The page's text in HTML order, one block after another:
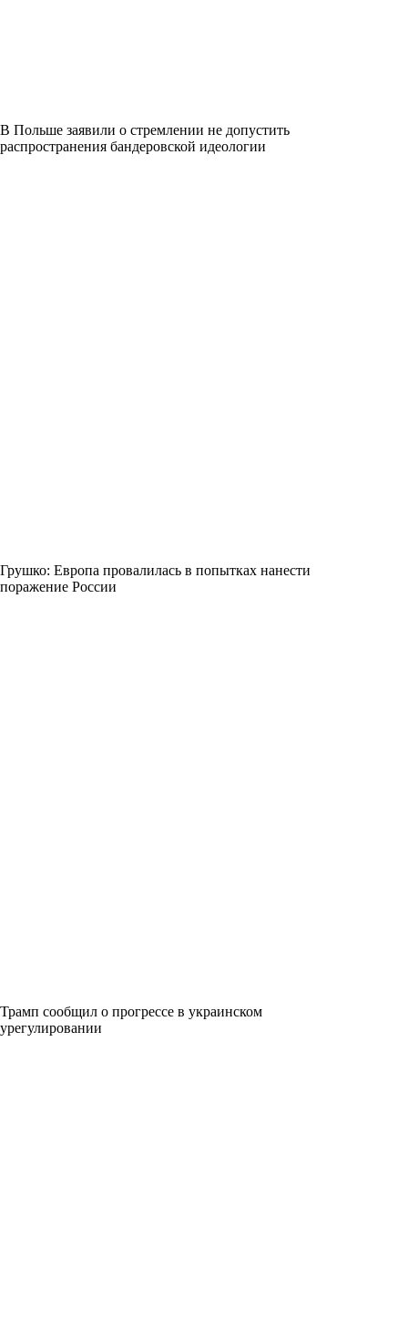
В Польше заявили о стремлении не допустить
распространения бандеровской идеологии
Грушко: Европа провалилась в попытках нанести
поражение России
Трамп сообщил о прогрессе в украинском
урегулировании